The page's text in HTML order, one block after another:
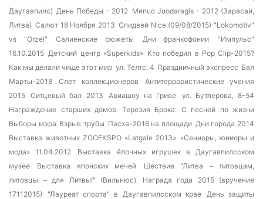
Даугавпилс) День Победы - 2012 Menuo Juodaragis - 2012 (Зарасай,
Литва) Салют 18 Ноября 2013 Спидвей Nice (09/08/2015) "Lokomotiv"
vs "Orzel"
Салиенские сюжеты Дни франкофонии
"Импульс"
16.10.2015 Детский центр «Superkids» Кто победил в Pop Clip-2015?
Как мы делали чище этот мир ул. Телтс, 4 Праздничный экспресс Бал
Марты-2018
Слет коллекционеров
Антитеррористические учения
2015
Ситцевый бал 2013 Авиашоу на Гриве
ул. Бутлерова, 8-54
Награждение старших домов
Терезия Брока: С песней по жизни
Выборы мэра Взрыв трубы Пасха-2016 на площади Дни города 2014
Выставка животных ZOOEKSPO «Latgale 2013» «Сениоры, юниоры и
мода» 11.04.2012
Выставка ёлочных игрушек в Даугавпилсском
музее
Выставка японских мечей
Шествие "Литва – литовцам,
литовцы – для Литвы!" (Вильнюс)
Награда года 2015 (вручение
17112015)
"Лауреат спорта" в Даугавпилсском крае
День защиты